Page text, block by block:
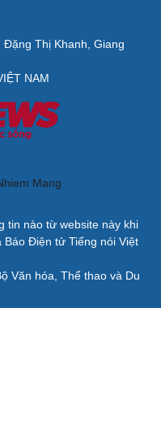
Câu chuyện thời sự
Cửa sổ tình yêu
Hạt giống tâm hồn
Đặng Thị Khanh, Giang
NAM
tin nào từ website này khi
Điện tử Tiếng nói Việt
Văn hóa, Thể thao và Du